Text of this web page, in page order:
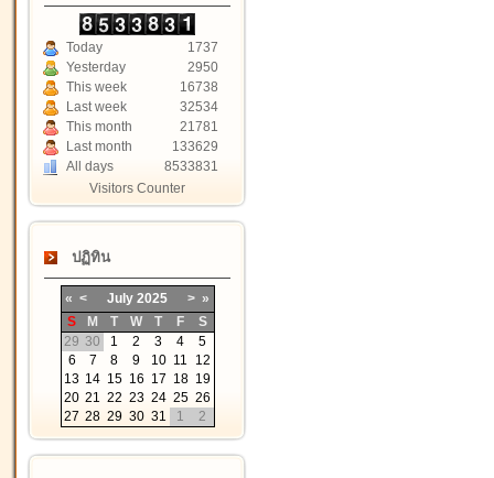
Today
1737
Yesterday
2950
This week
16738
Last week
32534
This month
21781
Last month
133629
All days
8533831
Visitors Counter
ปฏิทิน
« < July 2025 > »
S
M T W T F
S
29 30 1 2 3 4
5
6
7 8 9 10 11
12
13 14 15 16 17 18 19
20 21 22 23 24 25 26
27 28 29 30 31 1 2